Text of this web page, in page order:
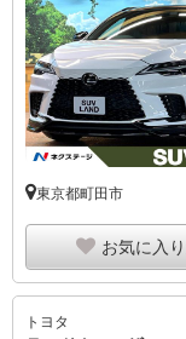
東京都町田市
お気に入
トヨタ